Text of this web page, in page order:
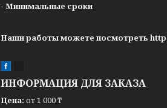
- Минимальные сроки
Наши работы можете посмотреть
ИНФОРМАЦИЯ ДЛЯ ЗАКАЗА
Цена: от 1 000 ₸